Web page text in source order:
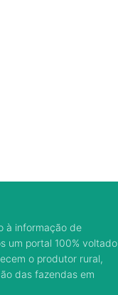
à informação de
um portal 100% voltado
o produtor rural,
das fazendas em